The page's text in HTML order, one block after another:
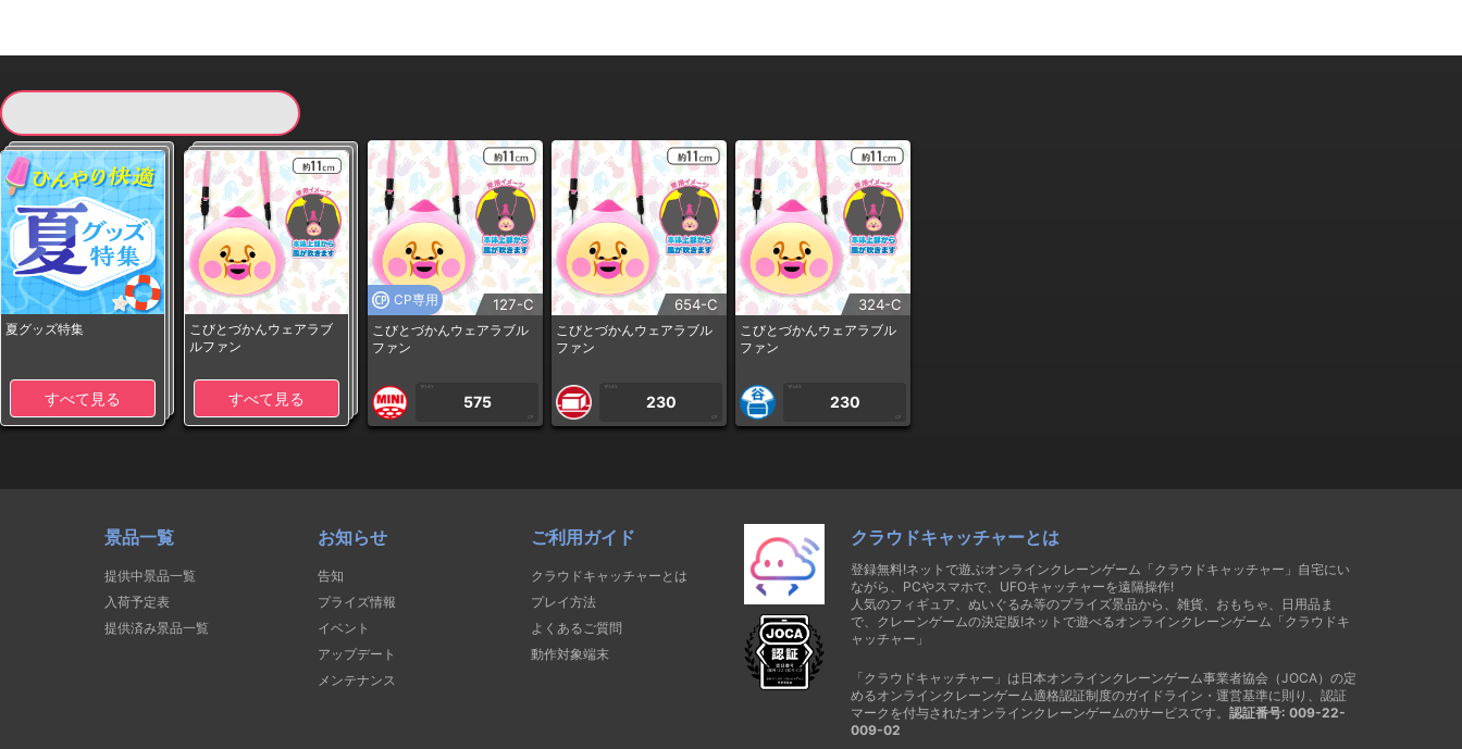
夏グッズ特集
すべて見る
こびとづかんウェアラブ
ルファン
すべて見る
CP専用 127-C
こびとづかんウェアラブル
ファン
1PLAY
575
CP
654-C
こびとづかんウェアラブル
ファン
1PLAY
230
CP
324-C
こびとづかんウェアラブル
ファン
1PLAY
230
CP
景品一覧
提供中景品一覧
入荷予定表
提供済み景品一覧
お知らせ
告知
プライズ情報
イベント
アップデート
メンテナンス
ご利用ガイド
クラウドキャッチャーとは
プレイ方法
よくあるご質問
動作対象端末
クラウドキャッチャーとは
登録無料!ネットで遊ぶオンラインクレーンゲーム「クラウドキャッチャー」自宅にい
ながら、PCやスマホで、UFOキャッチャーを遠隔操作!
人気のフィギュア、ぬいぐるみ等のプライズ景品から、雑貨、おもちゃ、日用品ま
で、クレーンゲームの決定版!ネットで遊べるオンラインクレーンゲーム「クラウドキ
ャッチャー」
「クラウドキャッチャー」は日本オンラインクレーンゲーム事業者協会（JOCA）の定
めるオンラインクレーンゲーム適格認証制度のガイドライン・運営基準に則り、認証
マークを付与されたオンラインクレーンゲームのサービスです。 認証番号: 009-22-
009-02